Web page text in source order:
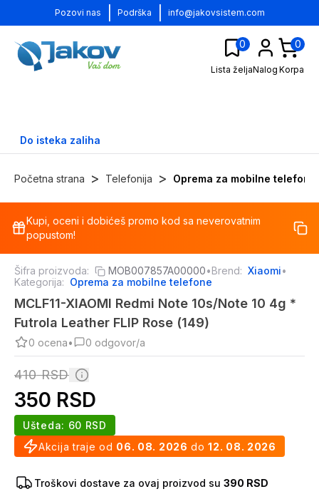
Pozovi nas Podrška info@jakovsistem.com
0
Lista željaNalog
0
Korpa
Do isteka zaliha
Početna strana > Telefonija > Oprema za mobilne telefone
%
Kupi, oceni i dobićeš promo kod sa neverovatnim
popustom!
Šifra proizvoda: MOB007857A00000•Brend: Xiaomi•
Kategorija: Oprema za mobilne telefone
MCLF11-XIAOMI Redmi Note 10s/Note 10 4g *
Futrola Leather FLIP Rose (149)
0 ocena• 0 odgovor/a
410RSD
350 RSD
Akcija traje od 06. 08. 2026 do 12. 08. 2026
Ušteda: 60 RSD
Troškovi dostave za ovaj proizvod su 390 RSD